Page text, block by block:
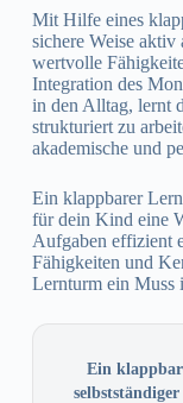
Mit Hilfe eines
sichere Weise aktiv
wertvolle
Integration des
in den Alltag, lernt
strukturiert zu
akademische und
Ein klappbarer
für dein Kind eine
Aufgaben effizient
Fähigkeiten und
Lernturm ein Muss
Ein